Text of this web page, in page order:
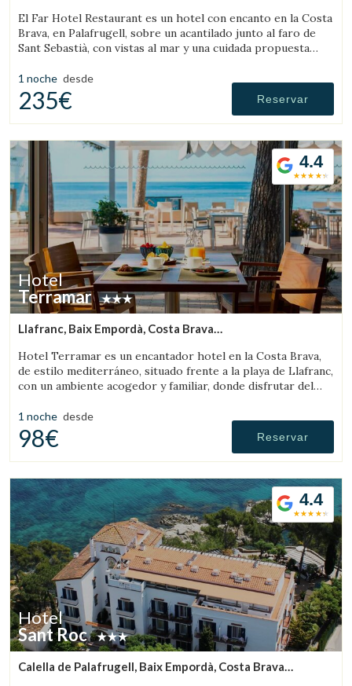
El Far Hotel Restaurant es un hotel con encanto en la Costa
Brava, en Palafrugell, sobre un acantilado junto al faro de
Sant Sebastià, con vistas al mar y una cuidada propuesta
1 noche desde
235€ Reservar
4.4
Hotel
Terramar
Llafranc, Baix Empordà, Costa Brava
Hotel Terramar es un encantador hotel en la Costa Brava,
de estilo mediterráneo, situado frente a la playa de Llafranc,
con un ambiente acogedor y familiar, donde disfrutar del
1 noche desde
98€ Reservar
4.4
Hotel
Sant Roc
Calella de Palafrugell, Baix Empordà, Costa Brava